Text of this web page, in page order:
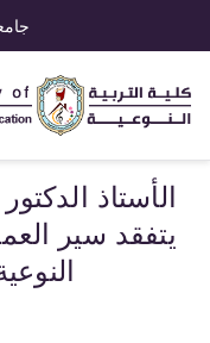
الأستاذ
يتفقد سير